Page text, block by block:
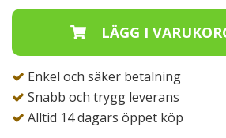
Enkel och säker betalning
Snabb och trygg leverans
Alltid 14 dagars öppet köp